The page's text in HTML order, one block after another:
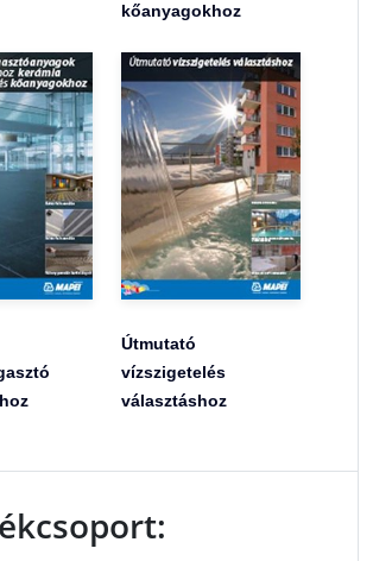
kőanyagokhoz
Útmutató
vízszigetelés
választáshoz